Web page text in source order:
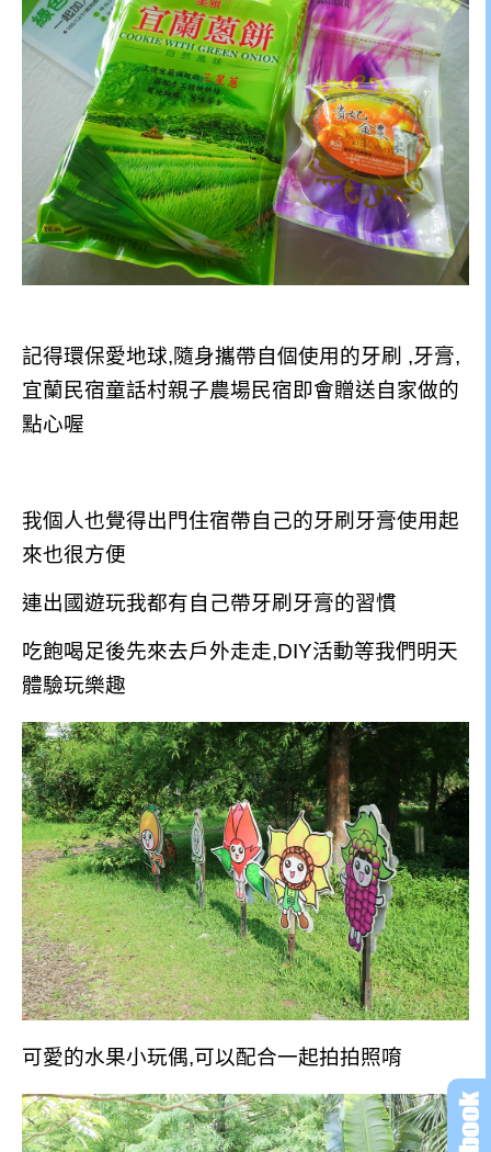
記得環保愛地球,隨身攜帶自個使用的牙刷 ,牙膏,
宜蘭民宿童話村親子農場民宿即會贈送自家做的
點心喔
我個人也覺得出門住宿帶自己的牙刷牙膏使用起
來也很方便
連出國遊玩我都有自己帶牙刷牙膏的習慣
吃飽喝足後先來去戶外走走,DIY活動等我們明天
體驗玩樂趣
可愛的水果小玩偶,可以配合一起拍拍照唷